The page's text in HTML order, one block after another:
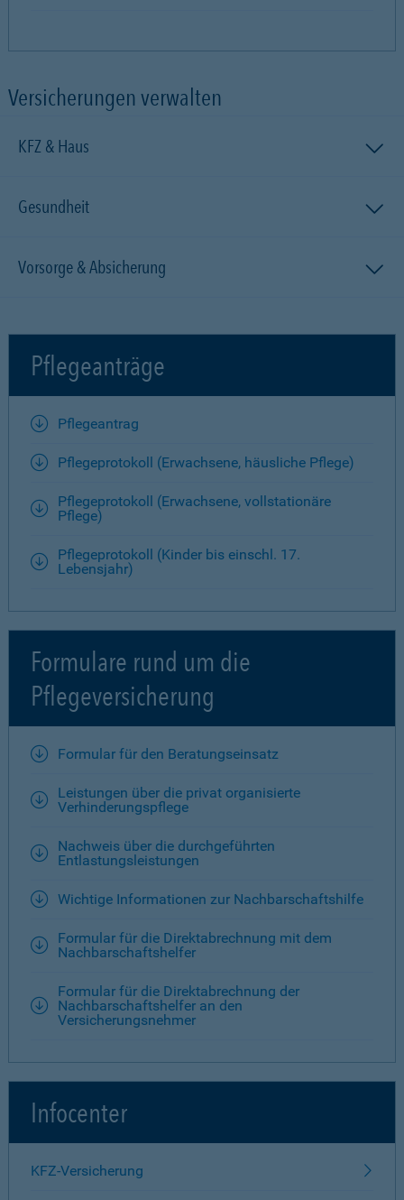
Versicherungen verwalten
KFZ & Haus
Gesundheit
Vorsorge & Absicherung
Pflegeanträge
Pflegeantrag
Pflegeprotokoll (Erwachsene, häusliche Pflege)
Pflegeprotokoll (Erwachsene, vollstationäre
Pflege)
Pflegeprotokoll (Kinder bis einschl. 17.
Lebensjahr)
Formulare rund um die
Pflegeversicherung
Formular für den Beratungseinsatz
Leistungen über die privat organisierte
Verhinderungspflege
Nachweis über die durchgeführten
Entlastungsleistungen
Wichtige Informationen zur Nachbarschaftshilfe
Formular für die Direktabrechnung mit dem
Nachbarschaftshelfer
Formular für die Direktabrechnung der
Nachbarschaftshelfer an den
Versicherungsnehmer
Infocenter
KFZ-Versicherung